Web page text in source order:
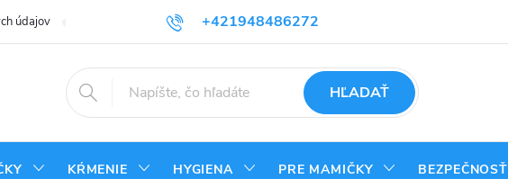
+421948486272
údajov Reklamačný poriadok Kontakty Odstúpenie od zmluvy - vrátenie tovaru
HĽADAŤ
KŔMENIE HYGIENA PRE MAMIČKY BEZPEČNOSŤ